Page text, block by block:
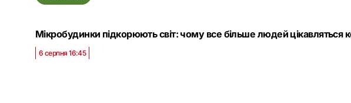
Мікробудинки підкорюють світ: чому все більше людей
6 серпня 16:45